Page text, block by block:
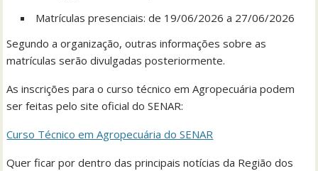
Matrículas presenciais: de 19/06/2026 a 27/06/2026
Segundo a organização, outras informações sobre as
matrículas serão divulgadas posteriormente.
As inscrições para o curso técnico em Agropecuária podem
ser feitas pelo site oficial do SENAR:
Curso Técnico em Agropecuária do SENAR
Quer ficar por dentro das principais notícias da Região dos